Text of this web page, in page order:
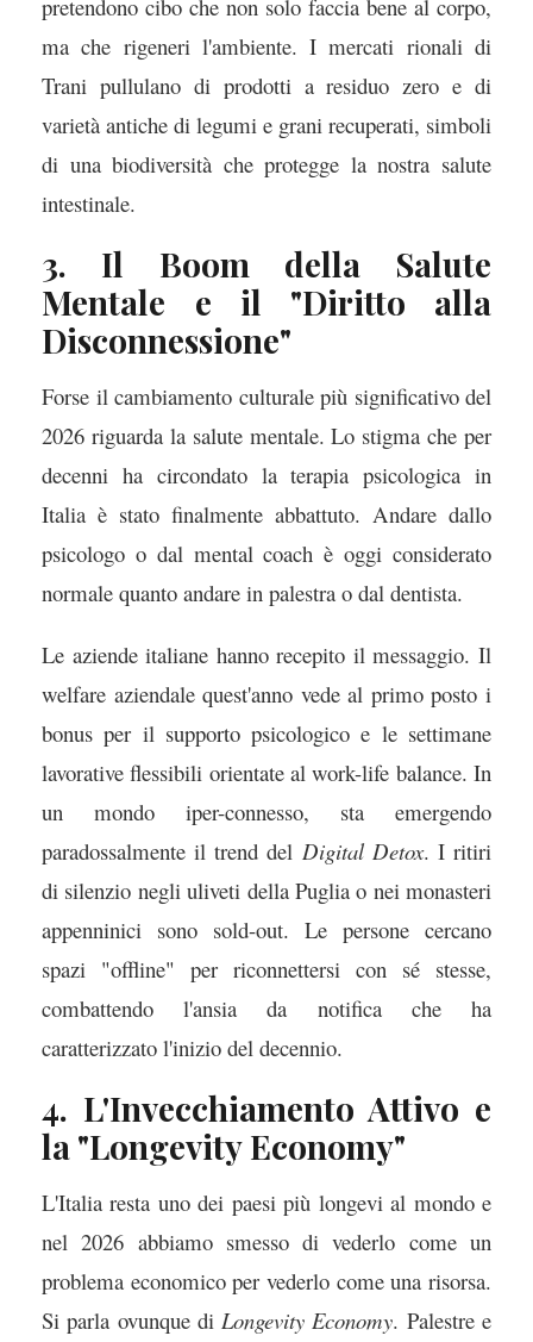
pretendono cibo che non solo faccia bene al corpo,
ma che rigeneri l'ambiente. I mercati rionali di
Trani pullulano di prodotti a residuo zero e di
varietà antiche di legumi e grani recuperati, simboli
di una biodiversità che protegge la nostra salute
intestinale.
3. Il Boom della Salute
Mentale e il "Diritto alla
Disconnessione"
Forse il cambiamento culturale più significativo del
2026 riguarda la salute mentale. Lo stigma che per
decenni ha circondato la terapia psicologica in
Italia è stato finalmente abbattuto. Andare dallo
psicologo o dal mental coach è oggi considerato
normale quanto andare in palestra o dal dentista.
Le aziende italiane hanno recepito il messaggio. Il
welfare aziendale quest'anno vede al primo posto i
bonus per il supporto psicologico e le settimane
lavorative flessibili orientate al work-life balance. In
un mondo iper-connesso, sta emergendo
paradossalmente il trend del Digital Detox. I ritiri
di silenzio negli uliveti della Puglia o nei monasteri
appenninici sono sold-out. Le persone cercano
spazi "offline" per riconnettersi con sé stesse,
combattendo l'ansia da notifica che ha
caratterizzato l'inizio del decennio.
4. L'Invecchiamento Attivo e
la "Longevity Economy"
L'Italia resta uno dei paesi più longevi al mondo e
nel 2026 abbiamo smesso di vederlo come un
problema economico per vederlo come una risorsa.
Si parla ovunque di Longevity Economy. Palestre e